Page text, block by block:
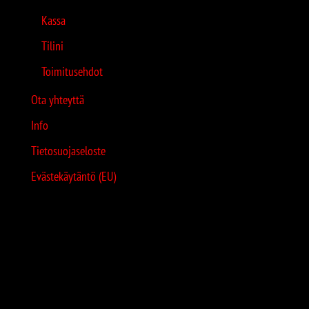
Kassa
Tilini
Toimitusehdot
Ota yhteyttä
Info
Tietosuojaseloste
Evästekäytäntö (EU)